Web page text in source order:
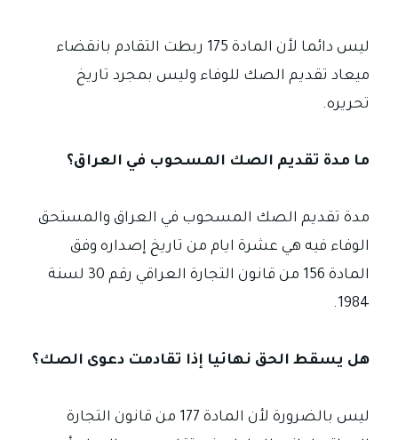
ليس دائما لأن المادة 175 ربطت التقادم بانقضاء
ميعاد تقديم الصك للوفاء وليس بمجرد تاريخ
تحريره.
ما مدة تقديم الصك المسحوب في العراق؟
مدة تقديم الصك المسحوب في العراق والمستحق
الوفاء فيه هي عشرة ايام من تاريخ إصداره وفق
المادة 156 من قانون التجارة العراقي رقم 30 لسنة
1984.
هل يسقط الحق نهائيا إذا تقادمت دعوى الصك؟
ليس بالضرورة لأن المادة 177 من قانون التجارة